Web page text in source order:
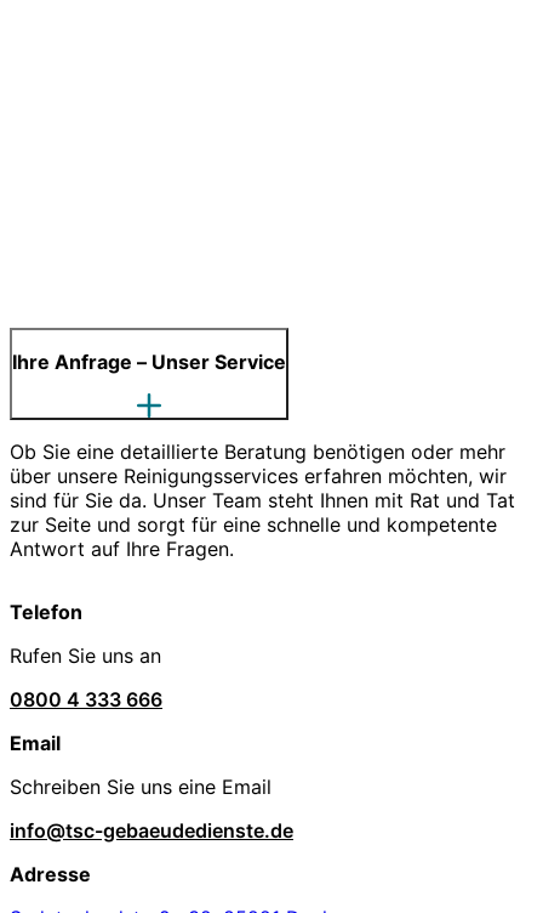
Ihre Anfrage – Unser Service
Ob Sie eine detaillierte Beratung benötigen oder mehr
über unsere Reinigungsservices erfahren möchten, wir
sind für Sie da. Unser Team steht Ihnen mit Rat und Tat
zur Seite und sorgt für eine schnelle und kompetente
Antwort auf Ihre Fragen.
Telefon
Rufen Sie uns an
0800 4 333 666
Email
Schreiben Sie uns eine Email
info@tsc-gebaeudedienste.de
Adresse